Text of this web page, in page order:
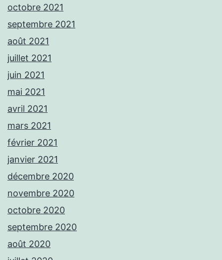
octobre 2021
septembre 2021
août 2021
juillet 2021
juin 2021
mai 2021
avril 2021
mars 2021
février 2021
janvier 2021
décembre 2020
novembre 2020
octobre 2020
septembre 2020
août 2020